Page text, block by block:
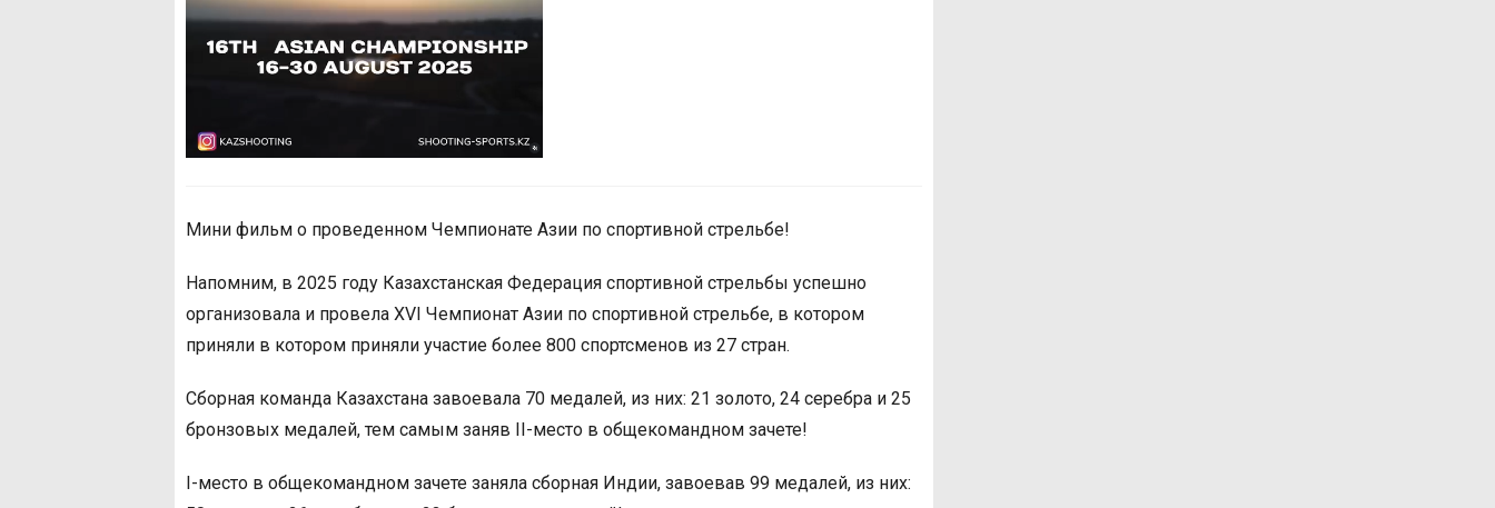
Мини фильм о проведенном Чемпионате Азии по спортивной стрельбе!
Напомним, в 2025 году Казахстанская Федерация спортивной стрельбы успешно
организовала и провела XVI Чемпионат Азии по спортивной стрельбе, в котором
приняли в котором приняли участие более 800 спортсменов из 27 стран.
Сборная команда Казахстана завоевала 70 медалей, из них: 21 золото, 24 серебра и 25
бронзовых медалей, тем самым заняв II-место в общекомандном зачете!
I-место в общекомандном зачете заняла сборная Индии, завоевав 99 медалей, из них: